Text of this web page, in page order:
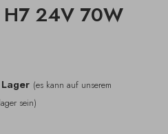
H7 24V 70W
(es kann auf unserem
sein)